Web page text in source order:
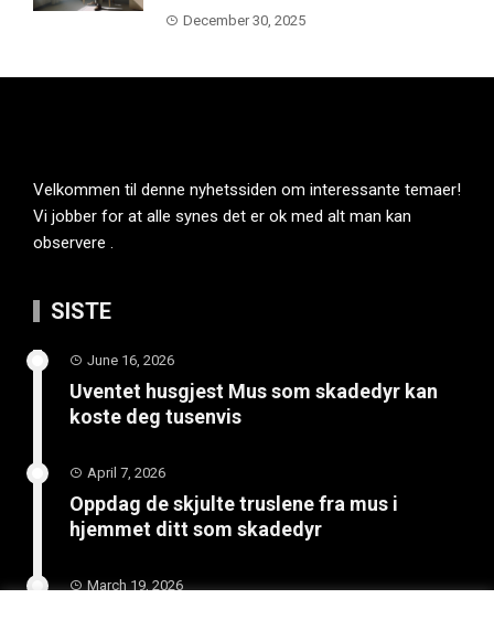
December 30, 2025
Velkommen til denne nyhetssiden om interessante temaer!
Vi jobber for at alle synes det er ok med alt man kan
observere .
SISTE
June 16, 2026
Uventet husgjest Mus som skadedyr kan
koste deg tusenvis
April 7, 2026
Oppdag de skjulte truslene fra mus i
hjemmet ditt som skadedyr
March 19, 2026